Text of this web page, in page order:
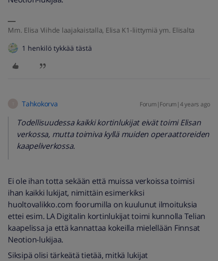
Mm. Elisa Viihde laajakaistalla, Elisa K1-liittymiä ym. Elisalta
1 henkilö tykkää tästä
Tahkokorva Forum|Forum|4 years ago
Todellisuudessa kaikki kortinlukijat eivät toimi Elisan
verkossa, mutta toimiva kyllä muiden operaattoreiden
kaapeliverkossa.
Ei ole ihan totta sekään että muissa verkoissa toimisi
ihan kaikki lukijat, nimittäin esimerkiksi
huoltovalikko.com foorumilla on kuulunut ilmoituksia
ettei esim. LA Digitalin kortinlukijat toimi kunnolla Telian
kaapelissa ja että kannattaa kokeilla mielellään Finnsat
Neotion-lukijaa.
Siksipä olisi tärkeätä tietää, mitkä lukijat